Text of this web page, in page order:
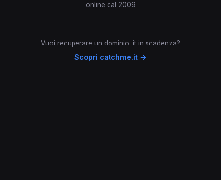
online dal 2009
Vuoi recuperare un dominio .it in scadenza?
Scopri catchme.it →